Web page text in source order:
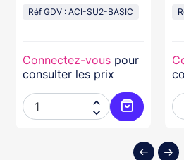
au panier
Réf GDV : ACI-SU2-BASIC
Connectez-vous pour
consulter les prix


Ajouter